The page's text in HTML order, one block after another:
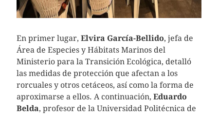
En primer lugar, Elvira García-Bellido, jefa de
Área de Especies y Hábitats Marinos del
Ministerio para la Transición Ecológica, detalló
las medidas de protección que afectan a los
rorcuales y otros cetáceos, así como la forma de
aproximarse a ellos. A continuación, Eduardo
Belda, profesor de la Universidad Politécnica de